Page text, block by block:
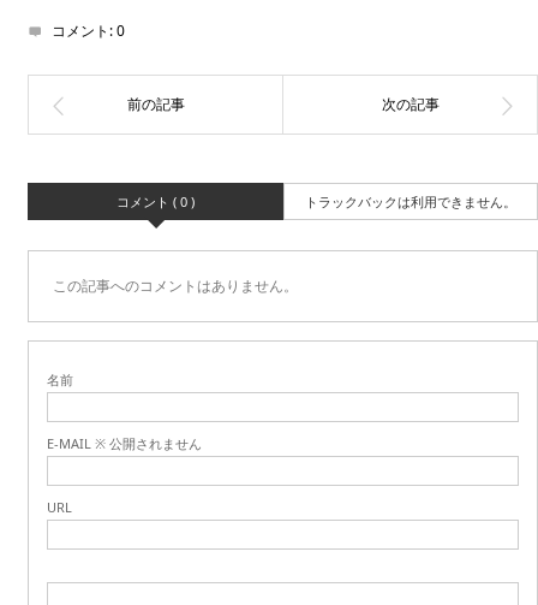
コメント:0
コメント ( 0 ) トラックバックは利用できません。
この記事へのコメントはありません。
名前
E-MAIL ※ 公開されません
URL